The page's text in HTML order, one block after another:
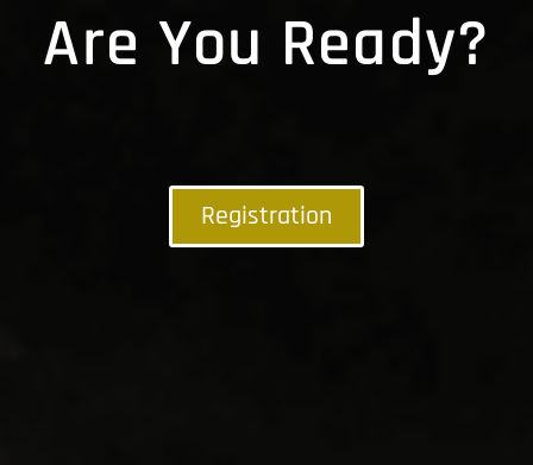
Are You Ready?
Registration